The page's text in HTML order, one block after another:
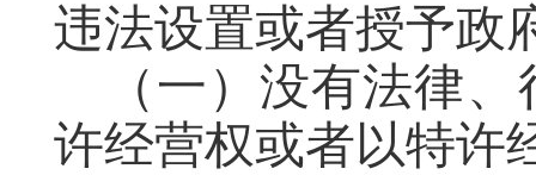
违法设置或者授予政
（一）没有法律、
许经营权或者以特许